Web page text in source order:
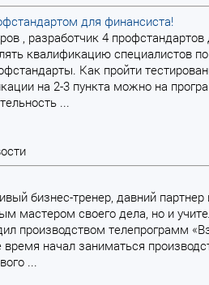
для финансиста!
, разработчик 4
квалификацию специалистов
Как пройти
на 2-3 пункта можно на
...
бизнес-тренер, давний
мастером своего дела, но и
производством телепрограмм
начал заниматься
...